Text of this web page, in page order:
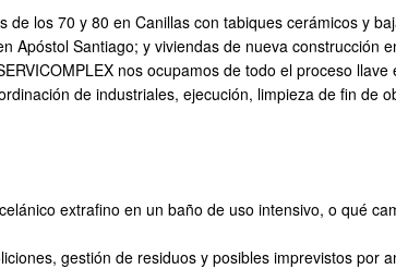
los 70 y 80 en Canillas con tabiques cerámicos y
Apóstol Santiago; y viviendas de nueva construcción
nos ocupamos de todo el proceso llave
de industriales, ejecución, limpieza de fin de
extrafino en un baño de uso intensivo, o qué
gestión de residuos y posibles imprevistos por